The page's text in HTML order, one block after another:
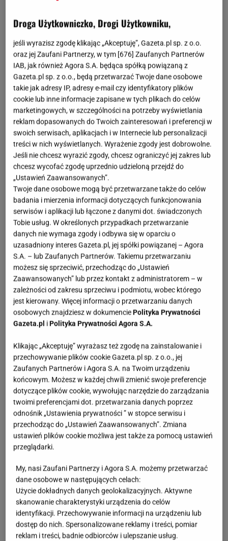
Droga Użytkowniczko, Drogi Użytkowniku,
jeśli wyrazisz zgodę klikając „Akceptuję”, Gazeta.pl sp. z o.o.
oraz jej Zaufani Partnerzy, w tym [676] Zaufanych Partnerów
IAB, jak również Agora S.A. będąca spółką powiązaną z
Gazeta.pl sp. z o.o., będą przetwarzać Twoje dane osobowe
takie jak adresy IP, adresy e-mail czy identyfikatory plików
cookie lub inne informacje zapisane w tych plikach do celów
marketingowych, w szczególności na potrzeby wyświetlania
reklam dopasowanych do Twoich zainteresowań i preferencji w
swoich serwisach, aplikacjach i w Internecie lub personalizacji
treści w nich wyświetlanych. Wyrażenie zgody jest dobrowolne.
Jeśli nie chcesz wyrazić zgody, chcesz ograniczyć jej zakres lub
chcesz wycofać zgodę uprzednio udzieloną przejdź do
„Ustawień Zaawansowanych”.
Twoje dane osobowe mogą być przetwarzane także do celów
badania i mierzenia informacji dotyczących funkcjonowania
serwisów i aplikacji lub łączone z danymi dot. świadczonych
Tobie usług. W określonych przypadkach przetwarzanie
danych nie wymaga zgody i odbywa się w oparciu o
uzasadniony interes Gazeta.pl, jej spółki powiązanej – Agora
S.A. – lub Zaufanych Partnerów. Takiemu przetwarzaniu
możesz się sprzeciwić, przechodząc do „Ustawień
Zaawansowanych” lub przez kontakt z administratorem – w
zależności od zakresu sprzeciwu i podmiotu, wobec którego
jest kierowany. Więcej informacji o przetwarzaniu danych
osobowych znajdziesz w dokumenciePolityka Prywatności
Gazeta.pl iPolityka Prywatności Agora S.A.
Klikając „Akceptuję” wyrażasz też zgodę na zainstalowanie i
przechowywanie plików cookie Gazeta.pl sp. z o.o., jej
Zaufanych Partnerów i Agora S.A. na Twoim urządzeniu
końcowym. Możesz w każdej chwili zmienić swoje preferencje
dotyczące plików cookie, wywołując narzędzie do zarządzania
twoimi preferencjami dot. przetwarzania danych poprzez
odnośnik „Ustawienia prywatności ” w stopce serwisu i
przechodząc do „Ustawień Zaawansowanych”. Zmiana
ustawień plików cookie możliwa jest także za pomocą ustawień
przeglądarki.
My, nasi Zaufani Partnerzy i Agora S.A. możemy przetwarzać
dane osobowe w następujących celach:
Użycie dokładnych danych geolokalizacyjnych. Aktywne
skanowanie charakterystyki urządzenia do celów
identyfikacji. Przechowywanie informacji na urządzeniu lub
dostęp do nich. Spersonalizowane reklamy i treści, pomiar
reklam i treści, badnie odbiorców i ulepszanie usług.